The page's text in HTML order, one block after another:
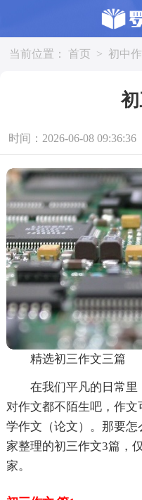
当前位置： 首页 > 初中
时间：2026-06-08 09:36:36
精选初三作文三篇
在我们平凡的日常里
对作文都不陌生吧，作
学作文（论文）。那要
家整理的初三作文3篇，
家。